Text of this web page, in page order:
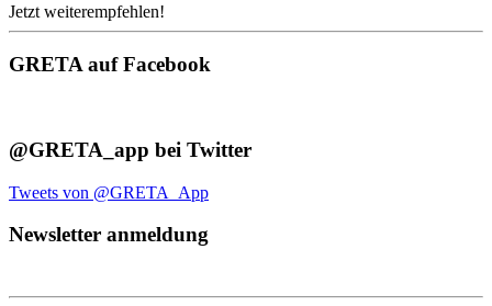
Jetzt weiterempfehlen!
GRETA auf Facebook
@GRETA_app bei Twitter
Tweets von @GRETA_App
Newsletter anmeldung